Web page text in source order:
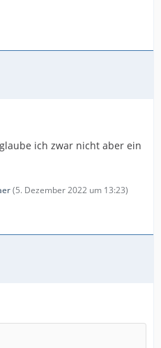
ich zwar nicht aber ein
(5. Dezember 2022 um 13:23)